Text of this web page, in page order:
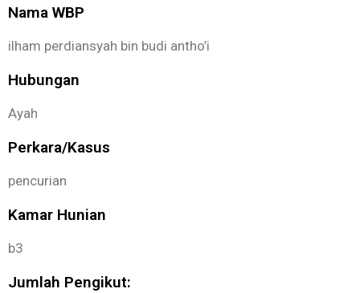
Nama WBP
ilham perdiansyah bin budi antho’i
Hubungan
Ayah
Perkara/Kasus
pencurian
Kamar Hunian
b3
Jumlah Pengikut: